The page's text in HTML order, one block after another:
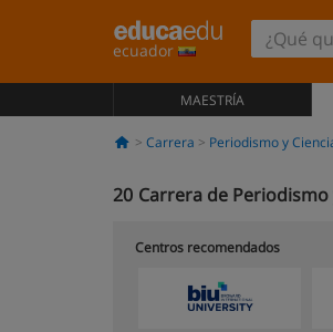
ecuador
MAESTRÍA
Carrera Periodismo y
20 Carrera de
Centros recomendados